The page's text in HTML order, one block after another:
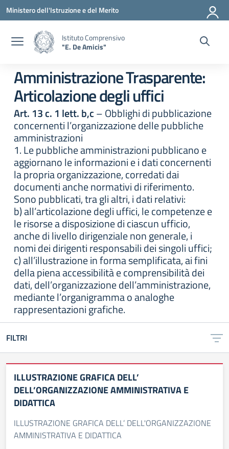
Vai ai contenuti
Vai al menu di navigazione
Vai al footer
Ministero dell'Istruzione e del Merito
Istituto Comprensivo
"E. De Amicis"
Amministrazione Trasparente:
Articolazione degli uffici
Art. 13 c. 1 lett. b,c– Obblighi di pubblicazione
concernenti l’organizzazione delle pubbliche
amministrazioni
1. Le pubbliche amministrazioni pubblicano e
aggiornano le informazioni e i dati concernenti
la propria organizzazione, corredati dai
documenti anche normativi di riferimento.
Sono pubblicati, tra gli altri, i dati relativi:
b) all’articolazione degli uffici, le competenze e
le risorse a disposizione di ciascun ufficio,
anche di livello dirigenziale non generale, i
nomi dei dirigenti responsabili dei singoli uffici;
c) all’illustrazione in forma semplificata, ai fini
della piena accessibilità e comprensibilità dei
dati, dell’organizzazione dell’amministrazione,
mediante l’organigramma o analoghe
rappresentazioni grafiche.
FILTRI
ILLUSTRAZIONE GRAFICA DELL’
DELL’ORGANIZZAZIONE AMMINISTRATIVA E
DIDATTICA
ILLUSTRAZIONE GRAFICA DELL’ DELL'ORGANIZZAZIONE
AMMINISTRATIVA E DIDATTICA